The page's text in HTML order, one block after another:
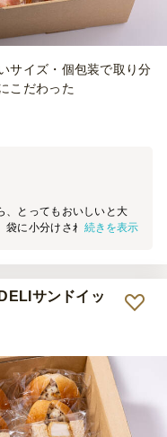
サイズ・個包装で取り分
こだわった
、とってもおいしいと大
袋に小分けされているた
続きを表示
サンドイッ